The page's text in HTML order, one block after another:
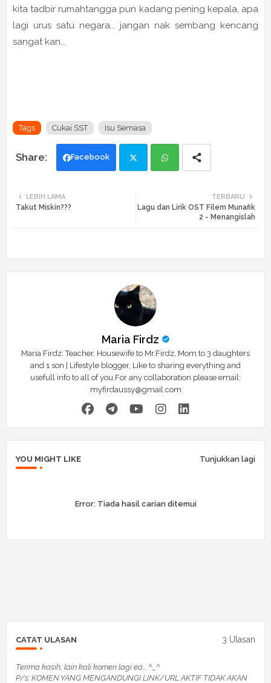
kita tadbir rumahtangga pun kadang pening kepala, apa
lagi urus satu negara... jangan nak sembang kencang
sangat kan...
Tags Cukai SST Isu Semasa
Facebook
tte ats
TERBARU
Lagu dan Lirik OST Filem Munafik
2 - Menangislah
LEBIH LAMA
Takut Miskin???
Maria Firdz
Maria Firdz: Teacher, Housewife to Mr.Firdz, Mom to 3 daughters
and 1 son | Lifestyle blogger, Like to sharing everything and
usefull info to all of you.For any collaboration please email:
myfirdaussy@gmail.com
YOU MIGHT LIKE Tunjukkan lagi
Error:Tiada hasil carian ditemui
CATAT ULASAN 3 Ulasan
Terima kasih, lain kali komen lagi ea... ^_^
P/s: KOMEN YANG MENGANDUNGI LINK/URL AKTIF TIDAK AKAN